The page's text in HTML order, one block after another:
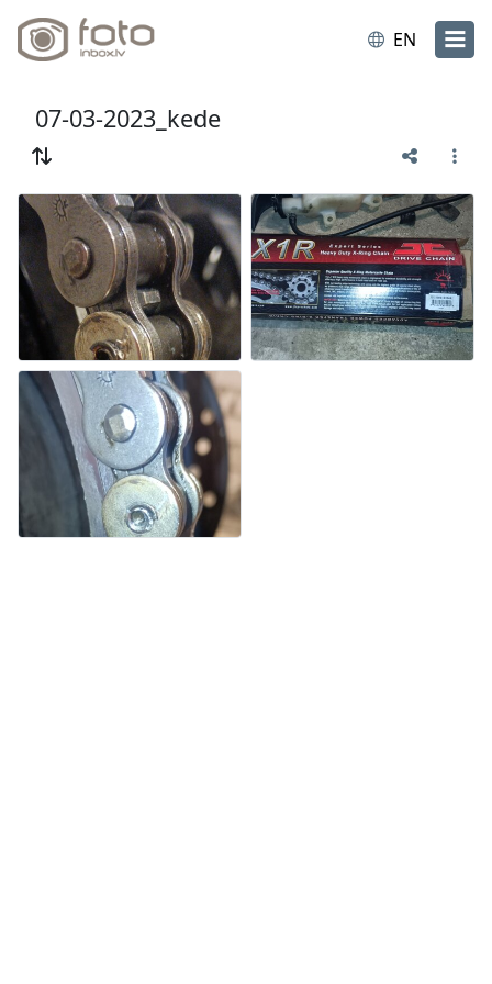
EN
07-03-2023_kede